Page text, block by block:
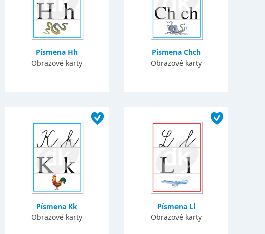
Písmena Hh
Obrazové karty
Písmena Chch
Obrazové karty
Písmena Kk
Obrazové karty
Písmena Ll
Obrazové karty